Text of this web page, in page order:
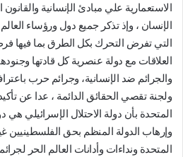
الاستعمارية علي مبادئ الإنسانية
الإنسان ، وإذ تذكر جميع دول ورؤساء العالم
التي تفرض التحرك بكل الطرق بما فيها
العلاقات مع دولة عنصرية كل قادتها
والجرائم ضد الإنسانية، وجرائم حرب
ولجنة تقصي الحقائق الدائمة ، عدا عن
المتحدة بأن دولة الاحتلال الإسرائيلي
وإرهاب الدولة المنظم بحق الفلسطينيين
المتحدة ونداءات وأدانات العالم الحر